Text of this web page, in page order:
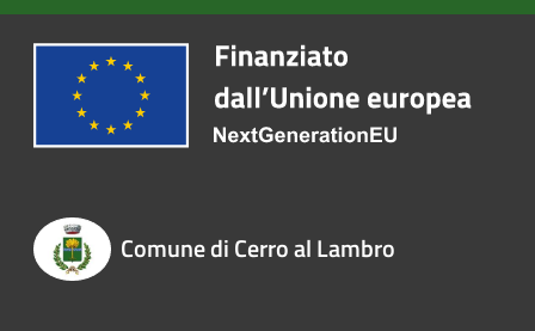
Comune di Cerro al Lambro